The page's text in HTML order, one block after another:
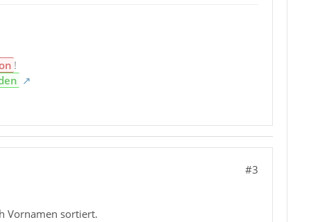
!
#3
Vornamen sortiert.